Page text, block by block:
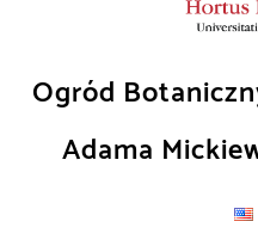
Ogród
Adama